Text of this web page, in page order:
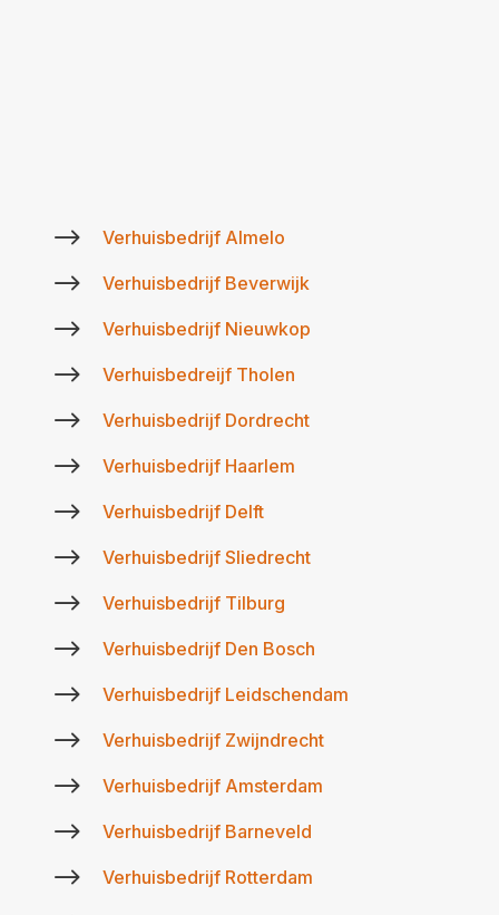
$ Verhuisbedrijf Almelo
$ Verhuisbedrijf Beverwijk
$ Verhuisbedrijf Nieuwkop
$ Verhuisbedreijf Tholen
$ Verhuisbedrijf Dordrecht
$ Verhuisbedrijf Haarlem
$ Verhuisbedrijf Delft
$ Verhuisbedrijf Sliedrecht
$ Verhuisbedrijf Tilburg
$ Verhuisbedrijf Den Bosch
$ Verhuisbedrijf Leidschendam
$ Verhuisbedrijf Zwijndrecht
$ Verhuisbedrijf Amsterdam
$ Verhuisbedrijf Barneveld
$ Verhuisbedrijf Rotterdam